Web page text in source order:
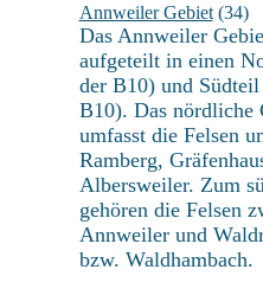
Annweiler Gebiet(34)
Das Annweiler
aufgeteilt in einen
der B10) und
B10). Das nördliche
umfasst die Felsen
Ramberg,
Albersweiler. Zum
gehören die Felsen
Annweiler und
bzw. Waldhambach.